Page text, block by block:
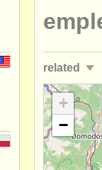
contáctenos
find out
related
empleos -
cursos/
degree
+
−